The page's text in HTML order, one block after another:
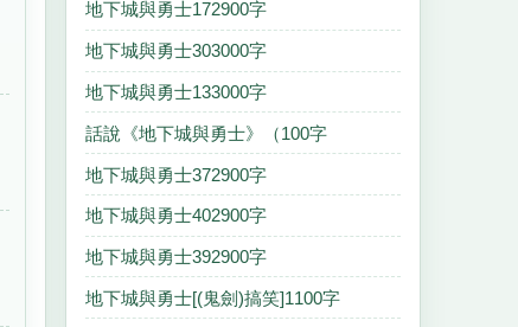
地下城與勇士172900字
地下城與勇士303000字
地下城與勇士133000字
話說《地下城與勇士》（100字
地下城與勇士372900字
地下城與勇士402900字
地下城與勇士392900字
地下城與勇士[(鬼劍)搞笑]1100字